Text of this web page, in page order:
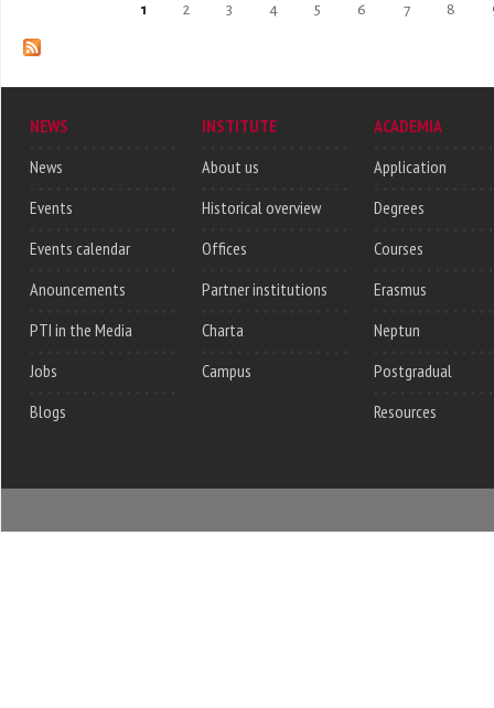
1 2 3 4 5 6 7 8
NEWS
News
Events
Events calendar
Anouncements
PTI in the Media
Jobs
Blogs
INSTITUTE
About us
Historical overview
Offices
Partner institutions
Charta
Campus
ACADEMIA
Application
Degrees
Courses
Erasmus
Neptun
Postgradual
Resources